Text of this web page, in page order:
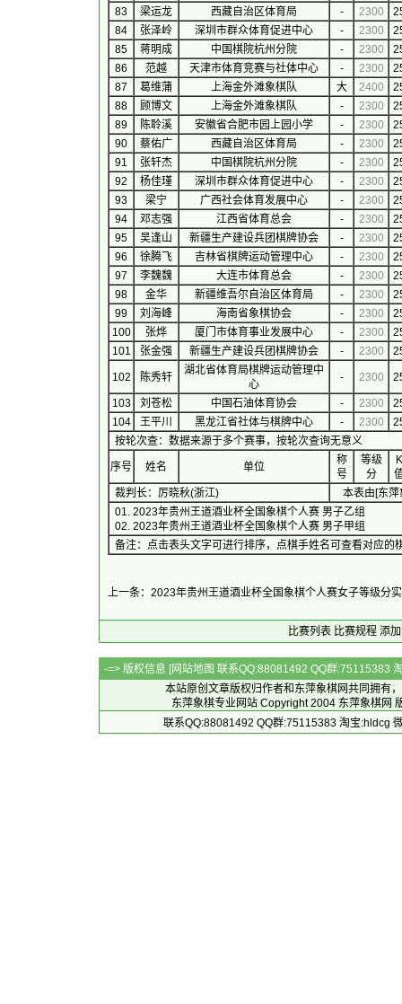
83
梁运龙 西藏自治区体育局 - 2300
84
张泽岭 深圳市群众体育促进中心 - 2300
85
蒋明成 中国棋院杭州分院 - 2300
86
范越 天津市体育竞赛与社体中心 - 2300
87
葛维蒲 上海金外滩象棋队 大 2400
88
顾博文 上海金外滩象棋队 - 2300
89
陈聆溪 安徽省合肥市园上园小学 - 2300
90
蔡佑广 西藏自治区体育局 - 2300
91
张轩杰 中国棋院杭州分院 - 2300
92
杨佳瑾 深圳市群众体育促进中心 - 2300
93
梁宁 广西社会体育发展中心 - 2300
94
邓志强 江西省体育总会 - 2300
95
吴逢山 新疆生产建设兵团棋牌协会 - 2300
96
徐腾飞 吉林省棋牌运动管理中心 - 2300
97
李魏魏 大连市体育总会 - 2300
98
金华 新疆维吾尔自治区体育局 - 2300
99
刘海峰 海南省象棋协会 - 2300
100
张烨 厦门市体育事业发展中心 - 2300
101
张金强 新疆生产建设兵团棋牌协会 - 2300
102 陈秀轩
湖北省体育局棋牌运动管理中
心
- 2300
103 刘苍松 中国石油体育协会 - 2300
104
王平川 黑龙江省社体与棋牌中心 - 2300
按轮次查：数据来源于多个赛事，按轮次查询无意义
序号 姓名 单位
称
号
等级
分
K
裁判长：厉晓秋(浙江)
本表由[东萍
01. 2023年贵州王道酒业杯全国象棋个人赛 男子乙组
02. 2023年贵州王道酒业杯全国象棋个人赛 男子甲组
备注：点击表头文字可进行排序，点棋手姓名可查看对应
上一条：2023年贵州王道酒业杯全国象棋个人赛女子等级分
比赛列表 比赛规程 添
-=> 版权信息 [网站地图 联系QQ:88081492 QQ群:75115383
本站原创文章版权归作者和 东萍象棋网共同拥有
东萍象棋专业网站 Copyright 2004 东萍象棋网
联系QQ:88081492 QQ群:75115383 淘宝:hldcg